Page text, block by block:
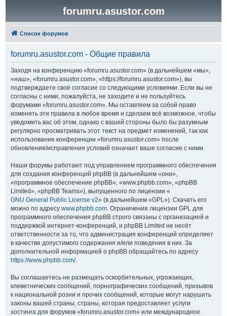
forumru.asustor.com
Список форумов
forumru.asustor.com - Общие правила
Заходя на конференцию «forumru.asustor.com» (в дальнейшем «мы»,
«наш», «forumru.asustor.com», «https://forumru.asustor.com»), вы
подтверждаете своё согласие со следующими условиями. Если вы не
согласны с ними, пожалуйста, не заходите и не пользуйтесь
форумами «forumru.asustor.com». Мы оставляем за собой право
изменять эти правила в любое время и сделаем всё возможное, чтобы
уведомить вас об этом, однако с вашей стороны было бы разумным
регулярно просматривать этот текст на предмет изменений, так как
использование конференции «forumru.asustor.com» после
обновления/исправления условий означает ваше согласие с ними.
Наши форумы работают под управлением программного обеспечения
для создания конференций phpBB (в дальнейшем «они»,
«программное обеспечение phpBB», «www.phpbb.com», «phpBB
Limited», «phpBB Teams»), выпущенного по лицензии «
GNU General Public License v2» (в дальнейшем «GPL»). Скачать его
можно по адресу www.phpbb.com. Ограничения лицензии GPL для
программного обеспечения phpBB строго связаны с организацией и
поддержкой интернет-конференций, и phpBB Limited не несёт
ответственности за то, что администрация конференций определяет
в качестве допустимого содержания и/или поведения в них. За
дополнительной информацией о phpBB обращайтесь по адресу
https://www.phpbb.com/.
Вы соглашаетесь не размещать оскорбительных, угрожающих,
клеветнических сообщений, порнографических сообщений, призывов
к национальной розни и прочих сообщений, которые могут нарушить
законы вашей страны, страны, которая предоставляет услуги
хостинга для форумов «forumru.asustor.com» или международное